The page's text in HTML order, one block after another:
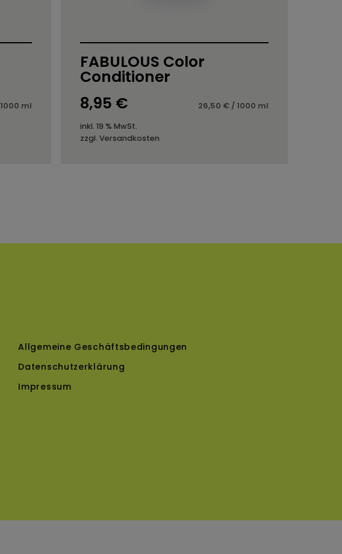
1000 ml
FABULOUS Color
Conditioner
8,95 € 26,50 €/ 1000 ml
inkl. 19 % MwSt.
zzgl. Versandkosten
All­gemeine Geschäfts­bedingungen
Datenschutzerklärung
Impressum